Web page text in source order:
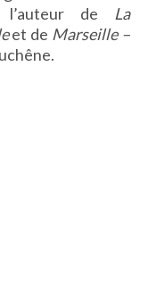
l’auteur de La
et de Marseille –